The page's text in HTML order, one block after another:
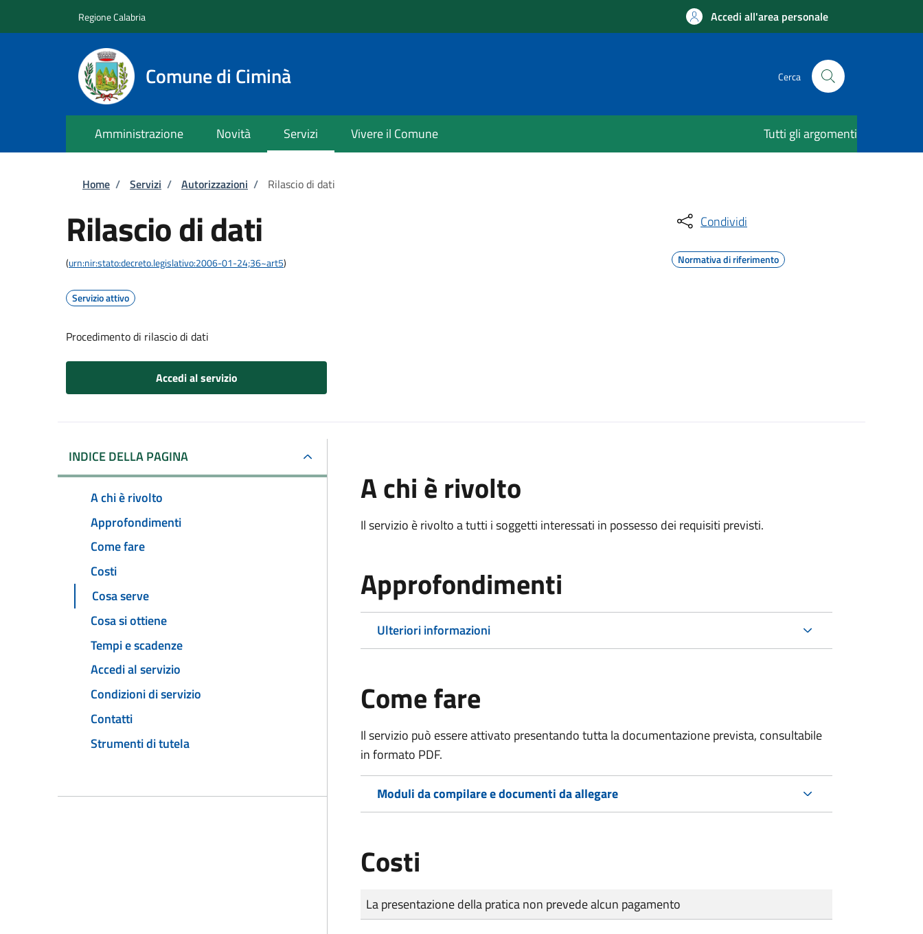
Regione Calabria Accedi all'area personale
Comune di Ciminà Cerca
Amministrazione Novità Servizi Vivere il Comune Tutti gli argomenti
Briciole di pane
Home / Servizi / Autorizzazioni / Rilascio di dati
Rilascio di dati
(urn:nir:stato:decreto.legislativo:2006-01-24;36~art5)
Servizio attivo
Procedimento di rilascio di dati
Accedi al servizio
Condividi
Normativa di riferimento
INDICE DELLA PAGINA
A chi è rivolto
Approfondimenti
Come fare
Costi
Cosa serve
Cosa si ottiene
Tempi e scadenze
Accedi al servizio
Condizioni di servizio
Contatti
Strumenti di tutela
A chi è rivolto
Il servizio è rivolto a tutti i soggetti interessati in possesso dei requisiti previsti.
Approfondimenti
Ulteriori informazioni
Come fare
Il servizio può essere attivato presentando tutta la documentazione prevista, consultabile
in formato PDF.
Moduli da compilare e documenti da allegare
Costi
Tipo di pagamento
Importo
La presentazione della pratica non prevede alcun pagamento